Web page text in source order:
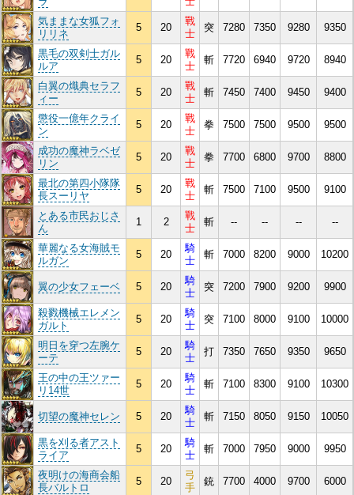
気ままな女狐フォ
リリネ
5 20
戰
士
突 7280 7350 9280 9350
黒毛の双剣士ガル
ルア
5 20
戰
士
斬 7720 6940 9720 8940
白翼の熾典セラフ
ィー
5 20
戰
士
斬 7450 7400 9450 9400
懲役一億年クライ
ン
5 20
戰
士
拳 7500 7500 9500 9500
成功の魔神ラベゼ
リン
5 20
戰
士
拳 7700 6800 9700 8800
最北の第四小隊隊
長スーリヤ
5 20
戰
士
斬 7500 7100 9500 9100
とある市民おじさ
ん
1 2
戰
士
斬 -- -- -- --
華麗なる女海賊モ
ルガン
5 20
騎
士
斬 7000 8200 9000 10200
翼の少女フェーベ 5 20
騎
士
突 7200 7900 9200 9900
殺戮機械エレメン
ガルト
5 20
騎
士
突 7100 8000 9100 10000
明日を穿つ左腕ケ
ーテ
5 20
騎
士
打 7350 7650 9350 9650
王の中の王ツァー
リ14世
5 20
騎
士
斬 7100 8300 9100 10300
切望の魔神セレン 5 20
騎
士
斬 7150 8050 9150 10050
黒を刈る者アスト
ライア
5 20
騎
士
斬 7000 7950 9000 9950
夜明けの海商会船
長バルトロ
5 20
弓
手
銃 7700 4000 9700 6000